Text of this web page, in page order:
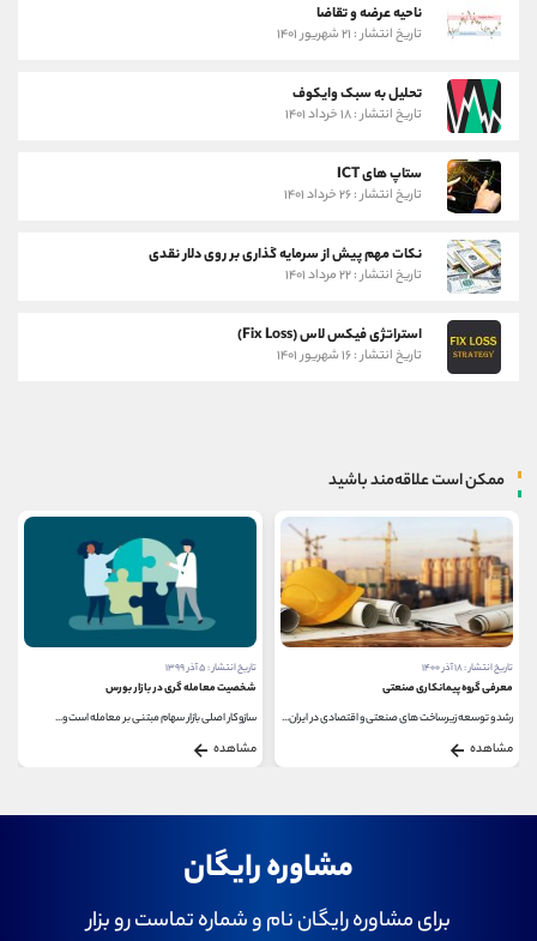
ناحیه عرضه و تقاضا
تاریخ انتشار : ۲۱ شهریور ۱۴۰۱
تحلیل به سبک وایکوف
تاریخ انتشار : ۱۸ خرداد ۱۴۰۱
ستاپ های ICT
تاریخ انتشار : ۲۶ خرداد ۱۴۰۱
نکات مهم پیش از سرمایه گذاری بر روی دلار نقدی
تاریخ انتشار : ۲۲ مرداد ۱۴۰۱
استراتژی فیکس لاس (Fix Loss)
تاریخ انتشار : ۱۶ شهریور ۱۴۰۱
ممکن است علاقه‌مند باشید
تاریخ انتشار : ۱۸ آذر ۱۴۰۰
معرفی گروه پیمانکاری صنعتی
رشد و توسعه زیرساخت های صنعتی و اقتصادی در ایران...
مشاهده
تاریخ انتشار : ۵ آذر ۱۳۹۹
شخصیت معامله گری در بازار بورس
سازوکار اصلی بازار سهام مبتنی بر معامله است و...
مشاهده
مشاوره رایگان
برای مشاوره رایگان نام و شماره تماست رو بزار